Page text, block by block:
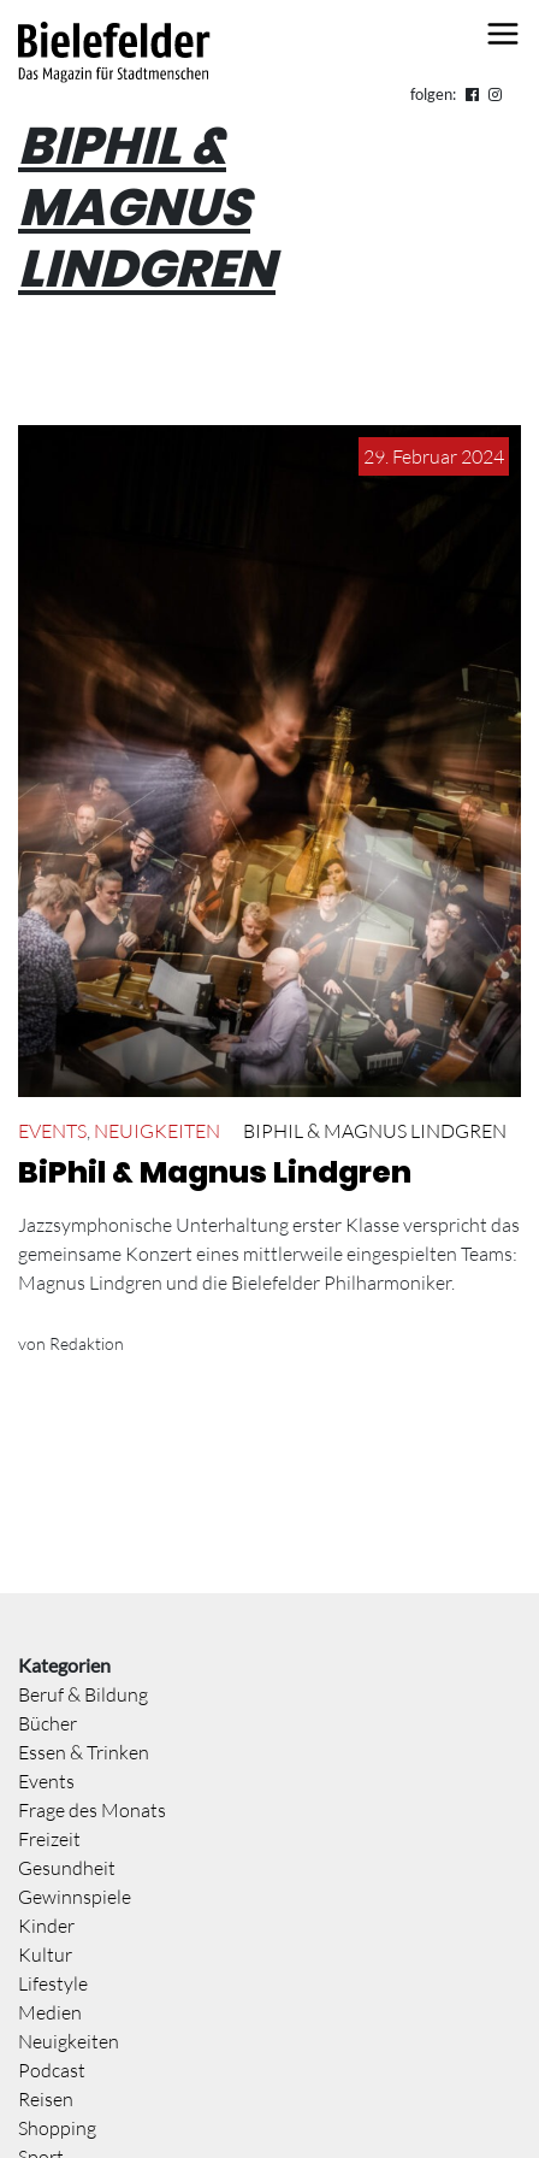
folgen:
BIPHIL &
MAGNUS
LINDGREN
29. Februar 2024
EVENTS NEUIGKEITEN BIPHIL & MAGNUS LINDGREN
BiPhil & Magnus Lindgren
Jazzsymphonische Unterhaltung erster Klasse verspricht das
gemeinsame Konzert eines mittlerweile eingespielten Teams:
Magnus Lindgren und die Bielefelder Philharmoniker.
von Redaktion
Kategorien
Beruf & Bildung
Bücher
Essen & Trinken
Events
Frage des Monats
Freizeit
Gesundheit
Gewinnspiele
Kinder
Kultur
Lifestyle
Medien
Neuigkeiten
Podcast
Reisen
Shopping